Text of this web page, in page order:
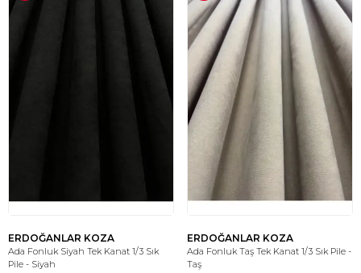
ERDOĞANLAR KOZA
Ada Fonluk Siyah Tek Kanat 1/3 Sık
Pile - Siyah
ERDOĞANLAR KOZA
Ada Fonluk Taş Tek Kanat 1/3 Sık Pile -
Taş